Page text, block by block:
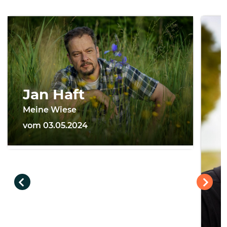
Jan Haft
Meine Wiese
vom 03.05.2024